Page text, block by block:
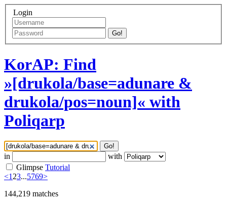
Login
Go!
KorAP: Find
»[drukola/base=adunare &
drukola/pos=noun]« with
Poliqarp
Go!
in
with
Glimpse Tutorial
<123...5769>
144,219 matches